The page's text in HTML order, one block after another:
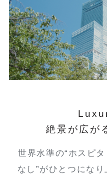
絶景が広が
世界水準の“ホスピ
なし”がひとつになり